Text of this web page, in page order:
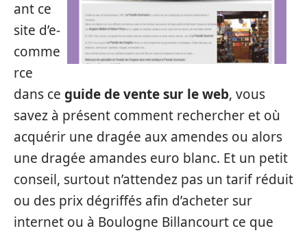
ant ce
site d’e-
comme
rce
dans ce guide de vente sur le web, vous
savez à présent comment rechercher et où
acquérir une dragée aux amendes ou alors
une dragée amandes euro blanc. Et un petit
conseil, surtout n’attendez pas un tarif réduit
ou des prix dégriffés afin d’acheter sur
internet ou à Boulogne Billancourt ce que